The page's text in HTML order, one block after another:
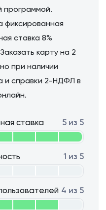
программой.
фиксированная
ставка 8%
карту на 2
при наличии
и справки 2-НДФЛ в
ставка 5 из 5
1 из 5
4 из 5